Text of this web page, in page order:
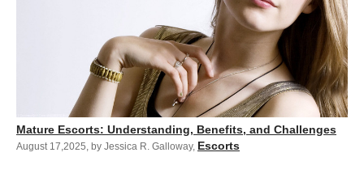
Mature Escorts: Understanding, Benefits, and Challenges
August 17,2025, by Jessica R. Galloway, Escorts